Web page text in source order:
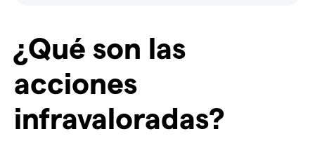
¿Qué son las
acciones
infravaloradas?